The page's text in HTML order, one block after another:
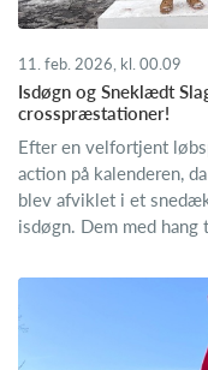
11. feb. 2026, kl. 00.09
Isdøgn og Sneklædt
crosspræstationer!
Efter en velfortjent
action på kalenderen,
blev afviklet i et
isdøgn. Dem med hang